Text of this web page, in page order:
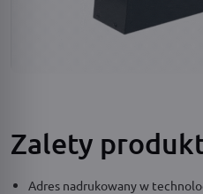
Zalety
Adres nadrukowany w